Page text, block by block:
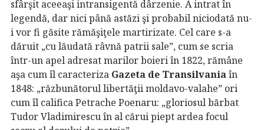
sfârşit aceeaşi intransigentă dârzenie. A intrat în
legendă, dar nici până astăzi şi probabil niciodată nu-
i vor fi găsite rămăşiţele martirizate. Cel care s-a
dăruit „cu lăudată râvnă patrii sale”, cum se scria
într-un apel adresat marilor boieri în 1822, rămâne
aşa cum îl caracteriza Gazeta de Transilvania în
1848: „răzbunătorul libertăţii moldavo-valahe” ori
cum îl califica Petrache Poenaru: „gloriosul bărbat
Tudor Vladimirescu în al cărui piept ardea focul